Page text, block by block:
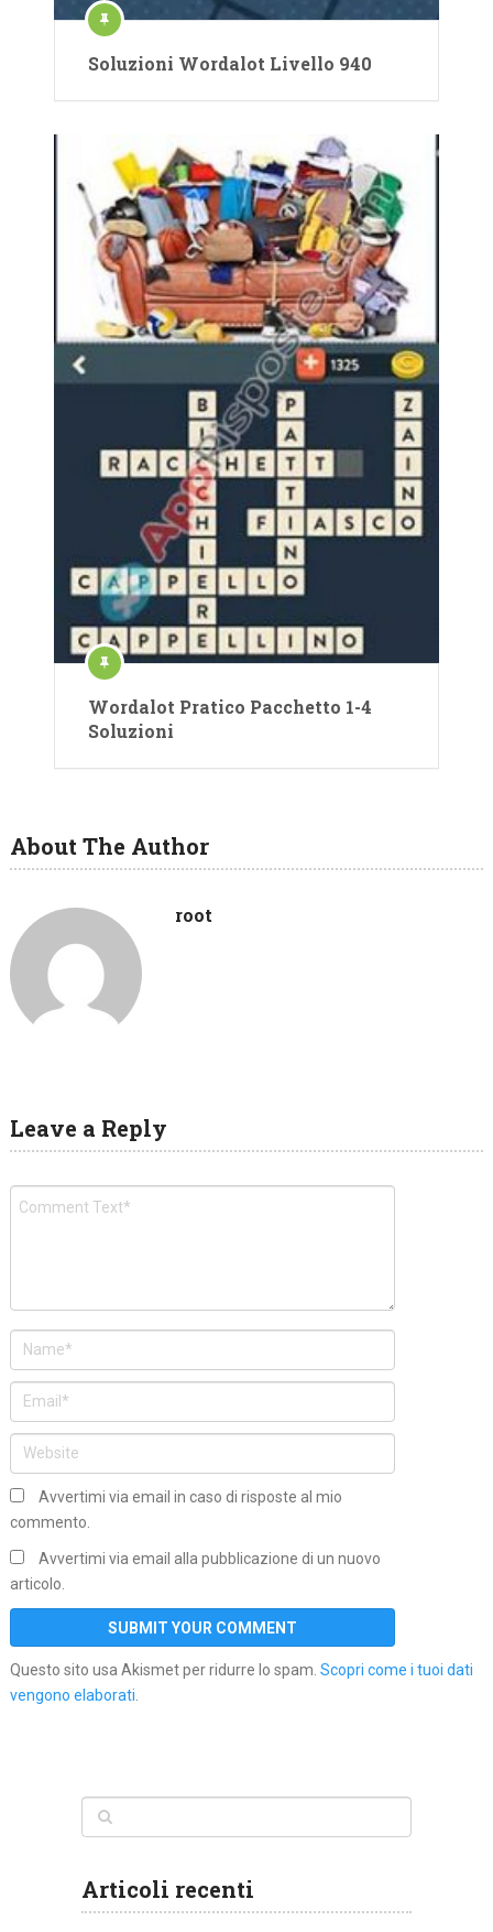
Soluzioni Wordalot Livello 940
Wordalot Pratico Pacchetto 1-4
Soluzioni
About The Author
root
Leave a Reply
Avvertimi via email in caso di risposte al mio
commento.
Avvertimi via email alla pubblicazione di un nuovo
articolo.
Questo sito usa Akismet per ridurre lo spam. Scopri come i tuoi dati
vengono elaborati
Articoli recenti